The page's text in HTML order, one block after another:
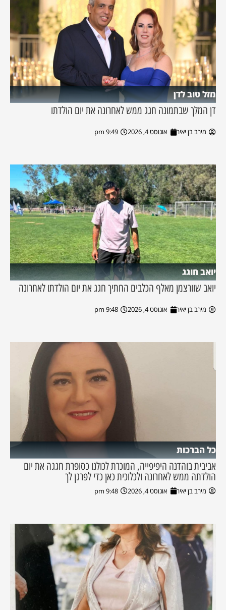
מזל טוב לדן
דן המלך שבתמונה חגג ממש לאחרונה את יום הולדתו
מירב בן יאיר אוגוסט 4, 2026 9:49 pm
יואב חוגג
יואב שוורצמן מאלף הכלבים החתיך חגג את יום הולדתו לאחרונה
מירב בן יאיר אוגוסט 4, 2026 9:48 pm
כל הברכות
אביבית בוהדנה היפיפייה, המוכרת לכולנו כסופרת חגגה את יום
הולדתה ממש לאחרונה ולכלוכית כאן כדי לפרגן לך
מירב בן יאיר אוגוסט 4, 2026 9:48 pm